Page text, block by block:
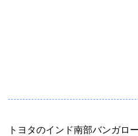
トヨタのインド南部バンガロ